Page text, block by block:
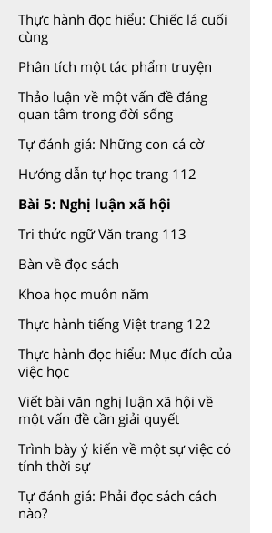
Thực hành đọc hiểu: Chiếc lá cuối
cùng
Phân tích một tác phẩm truyện
Thảo luận về một vấn đề đáng
quan tâm trong đời sống
Tự đánh giá: Những con cá cờ
Hướng dẫn tự học trang 112
Bài 5: Nghị luận xã hội
Tri thức ngữ Văn trang 113
Bàn về đọc sách
Khoa học muôn năm
Thực hành tiếng Việt trang 122
Thực hành đọc hiểu: Mục đích của
việc học
Viết bài văn nghị luận xã hội về
một vấn đề cần giải quyết
Trình bày ý kiến về một sự việc có
tính thời sự
Tự đánh giá: Phải đọc sách cách
nào?